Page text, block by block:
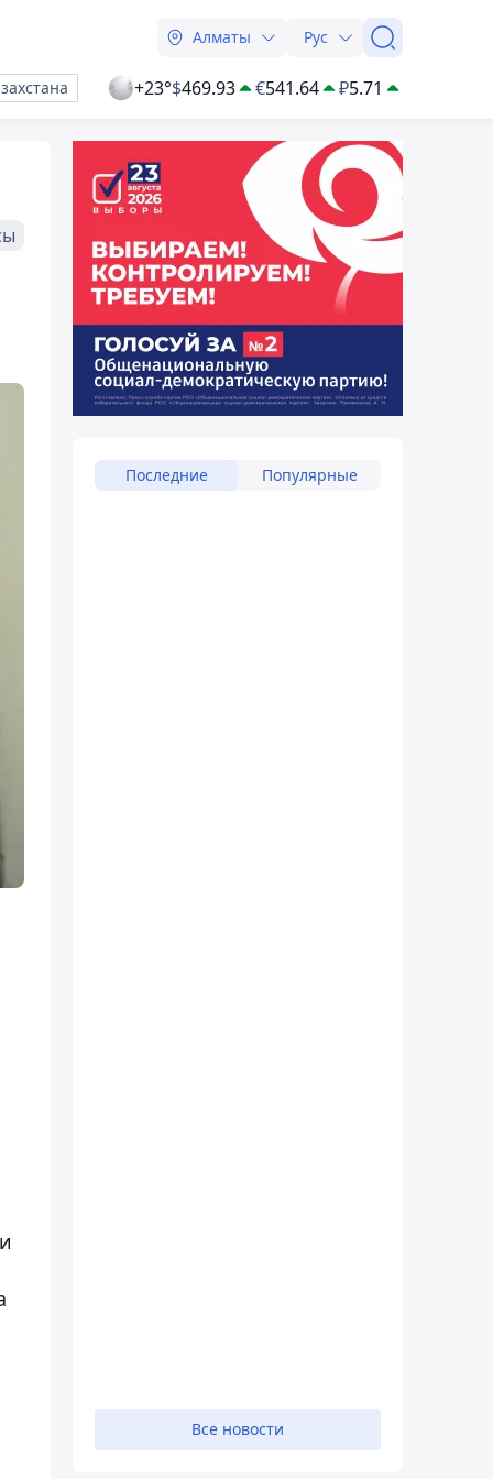
Алматы Рус
+23°$469.93 €541.64 ₽5.71
Последние Популярные
Все новости